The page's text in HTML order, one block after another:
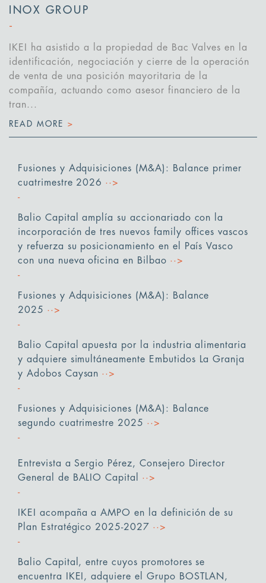
INOX GROUP
IKEI ha asistido a la propiedad de Bac Valves en la
identificación, negociación y cierre de la operación
de venta de una posición mayoritaria de la
compañía, actuando como asesor financiero de la
tran...
READ MORE >
Fusiones y Adquisiciones (M&A): Balance primer
cuatrimestre 2026 ··>
Balio Capital amplía su accionariado con la
incorporación de tres nuevos family offices vascos
y refuerza su posicionamiento en el País Vasco
con una nueva oficina en Bilbao ··>
Fusiones y Adquisiciones (M&A): Balance
2025 ··>
Balio Capital apuesta por la industria alimentaria
y adquiere simultáneamente Embutidos La Granja
y Adobos Caysan ··>
Fusiones y Adquisiciones (M&A): Balance
segundo cuatrimestre 2025 ··>
Entrevista a Sergio Pérez, Consejero Director
General de BALIO Capital
··>
IKEI acompaña a AMPO en la definición de su
Plan Estratégico 2025-2027 ··>
Balio Capital, entre cuyos promotores se
encuentra IKEI, adquiere el Grupo BOSTLAN,